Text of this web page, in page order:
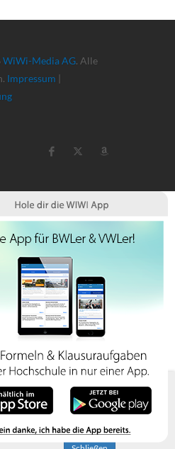
WiWi-Media AG. Alle
Impressum |
Cookies. Indem
ihre Angebote nutzen
akzeptieren Sie diese